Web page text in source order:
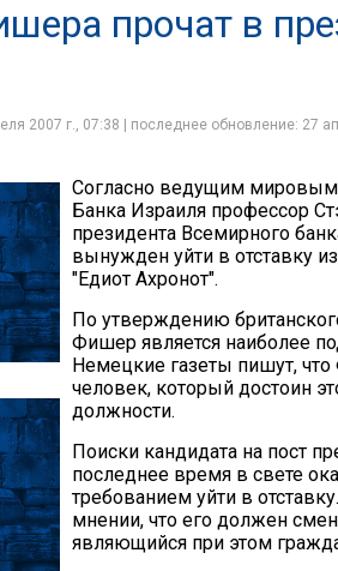
прочат в
2007 г., 07:38 | последнее обновление: 27
Согласно ведущим мировым
Банка Израиля профессор
президента Всемирного
вынужден уйти в отставку
"Едиот Ахронот".
По утверждению
Фишер является наиболее
Немецкие газеты пишут,
человек, который достоин
должности.
Поиски кандидата на пост
последнее время в свете
требованием уйти в
мнении, что его должен
являющийся при этом